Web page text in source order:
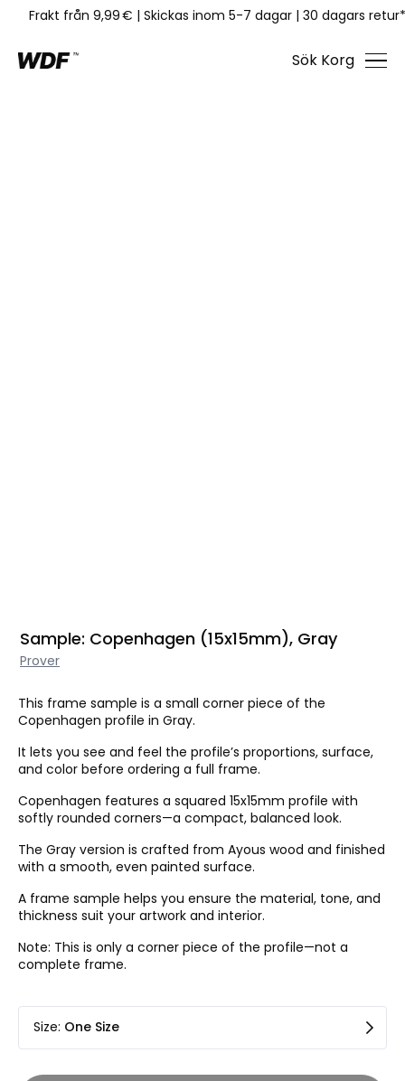
Frakt från 9,99 € | Skickas inom 5-7 dagar | 30 dagars retur*
Sök Korg
Sample: Copenhagen (15x15mm), Gray
Prover
This frame sample is a small corner piece of the
Copenhagen profile in Gray.
It lets you see and feel the profile’s proportions, surface,
and color before ordering a full frame.
Copenhagen features a squared 15x15mm profile with
softly rounded corners—a compact, balanced look.
The Gray version is crafted from Ayous wood and finished
with a smooth, even painted surface.
A frame sample helps you ensure the material, tone, and
thickness suit your artwork and interior.
Note: This is only a corner piece of the profile—not a
complete frame.
Size: One Size